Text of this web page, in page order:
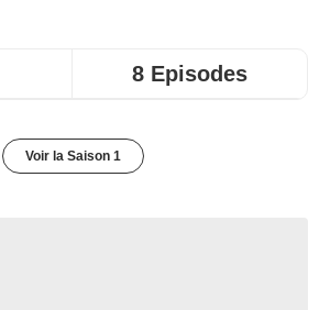
8 Episodes
Voir la Saison 1